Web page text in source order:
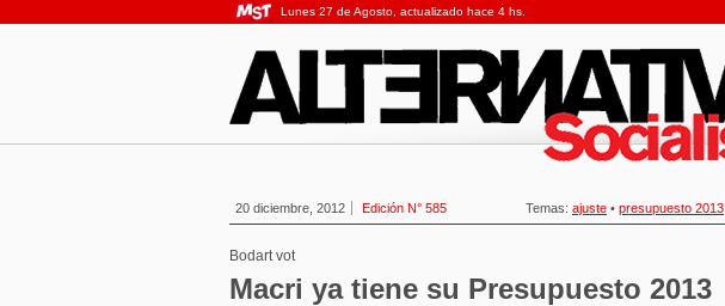
Lunes 27 de Agosto, actualizado hace 4 hs.
20 diciembre, 2012 Edición N° 585 Temas: ajuste • presupuesto 2013
Bodart vot
Macri ya tiene su Presupuesto 2013